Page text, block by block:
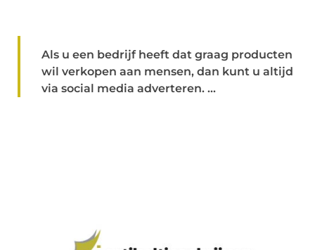
Als u een bedrijf heeft dat graag producten
wil verkopen aan mensen, dan kunt u altijd
via social media adverteren. ...